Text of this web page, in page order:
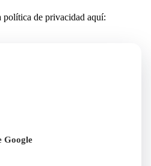
política de privacidad aquí:
Google